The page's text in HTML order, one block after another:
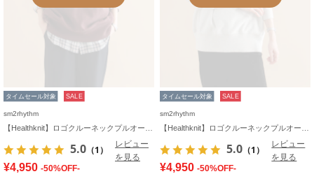
タイムセール対象 SALE
sm2rhythm
5.0 （1）
レビュー
を見る
¥4,950 -50%OFF-
タイムセール対象 SALE
sm2rhythm
5.0 （1）
レビュー
を見る
¥4,950 -50%OFF-